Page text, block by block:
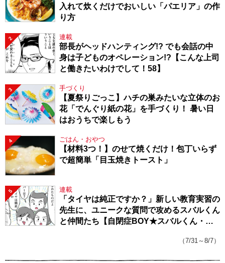
入れて炊くだけでおいしい「パエリア」の作
り方
2 連載
部長がヘッドハンティング!? でも会話の中
身は子どものオペレーション!?【こんな上司
と働きたいわけでして！58】
3 手づくり
【夏祭りごっこ】ハチの巣みたいな立体のお
花「でんぐり紙の花」を手づくり！ 暑い日
はおうちで楽しもう
4 ごはん・おやつ
【材料3つ！】のせて焼くだけ！包丁いらず
で超簡単「目玉焼きトースト」
5 連載
「タイヤは純正ですか？」新しい教育実習の
先生に、ユニークな質問で攻めるスバルくん
と仲間たち【自閉症BOY★スバルくん・
（7/31～8/7）